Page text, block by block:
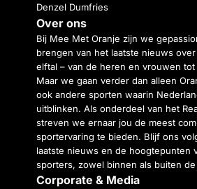
Denzel Dumfries
Over ons
Bij Mee Met Oranje zijn we
brengen van het laatste nieuws
elftal – van de heren en vrouwen tot
Maar we gaan verder dan alleen
ook andere sporten waarin
uitblinken. Als onderdeel van het
streven we ernaar jou de meest
sportervaring te bieden. Blijf ons
laatste nieuws en de hoogtepunten
sporters, zowel binnen als buiten
Corporate & Media